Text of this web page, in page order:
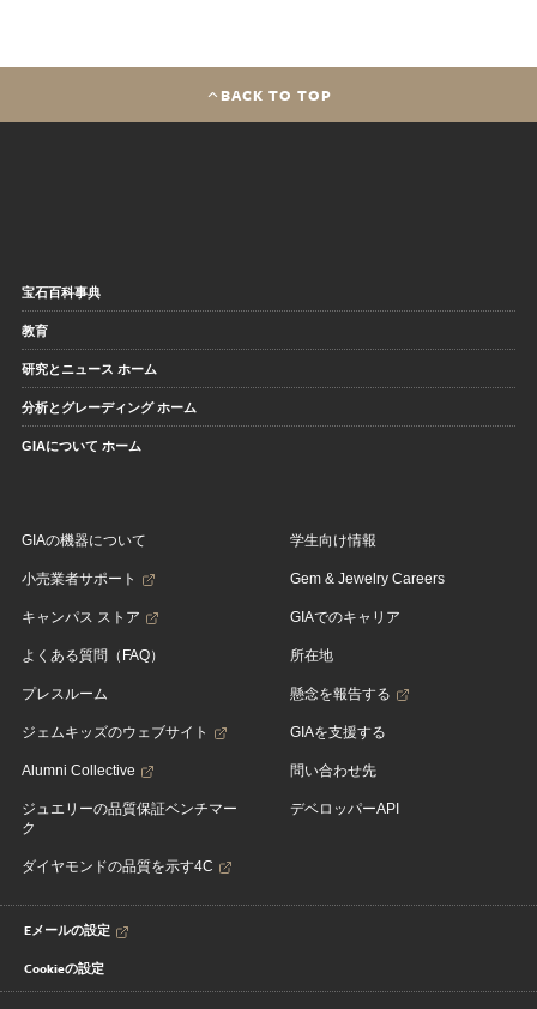
BACK TO TOP
宝石百科事典
教育
研究とニュース ホーム
分析とグレーディング ホーム
GIAについて ホーム
GIAの機器について
小売業者サポート
キャンパス ストア
よくある質問（FAQ）
プレスルーム
ジェムキッズのウェブサイト
Alumni Collective
ジュエリーの品質保証ベンチマー
ク
ダイヤモンドの品質を示す4C
学生向け情報
Gem & Jewelry Careers
GIAでのキャリア
所在地
懸念を報告する
GIAを支援する
問い合わせ先
デベロッパーAPI
Eメールの設定
Cookieの設定